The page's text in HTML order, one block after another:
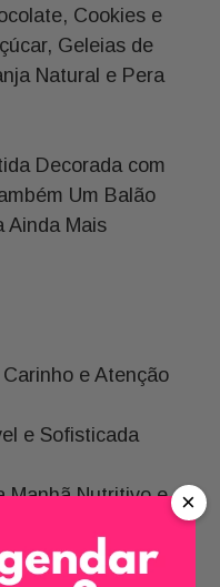
One
Giorno
Cookies e
Geleias de
Natural e Pera
Decorada com
Um Balão
Ainda Mais
e Atenção
e Sofisticada
Manhã Nutritivo e
×